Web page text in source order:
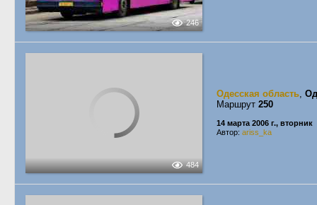
246
484
Одесская область,
Маршрут 250
14 марта 2006 г., вторник
Автор: ariss_ka